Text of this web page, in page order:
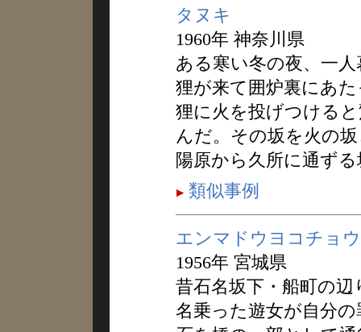
タヌキ
1960年 神奈川県
ある寒い冬の夜、一
狸が来て囲炉裏にあ
狸に火を投げつける
んだ。その坂を火の
陽原から久所に通ず
類似事例
エンマドウヨコチョ
1956年 宮城県
昔石名坂下・船町の
名乗った遊女が自分